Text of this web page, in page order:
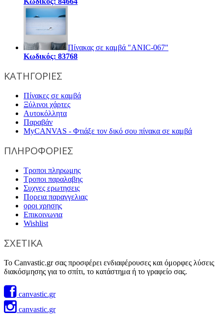
Πίνακας σε καμβά "ANIC-067"
Κωδικός: 83768
ΚΑΤΗΓΟΡΙΕΣ
Πίνακες σε καμβά
Ξύλινοι χάρτες
Αυτοκόλλητα
Παραβάν
MyCANVAS - Φτιάξε τον δικό σου πίνακα σε καμβά
ΠΛΗΡΟΦΟΡΙΕΣ
Τροποι πληρωμης
Τροποι παραλαβης
Συχνες ερωτησεις
Πορεια παραγγελιας
οροι χρησης
Επικοινωνια
Wishlist
ΣΧΕΤΙΚΑ
Το Canvastic.gr σας προσφέρει ενδιαφέρουσες και όμορφες λύσεις
διακόσμησης για το σπίτι, το κατάστημα ή το γραφείο σας.
canvastic.gr
canvastic.gr